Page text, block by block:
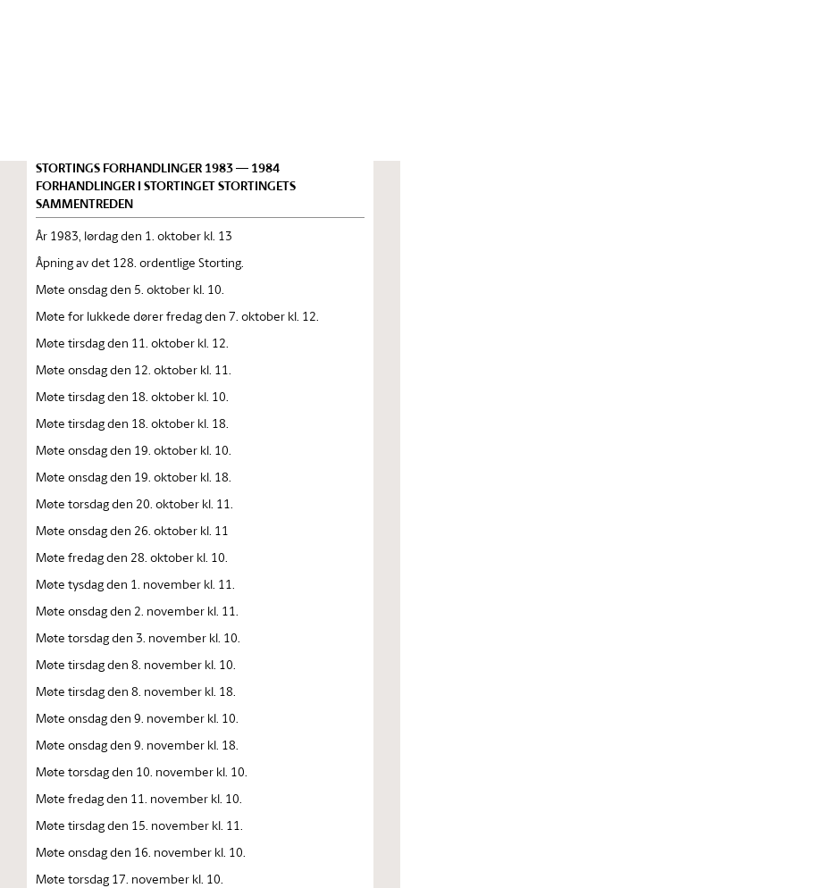
STORTINGS FORHANDLINGER 1983 — 1984
FORHANDLINGER I STORTINGET STORTINGETS
SAMMENTREDEN
År 1983, lørdag den 1. oktober kl. 13
Åpning av det 128. ordentlige Storting.
Møte onsdag den 5. oktober kl. 10.
Møte for lukkede dører fredag den 7. oktober kl. 12.
Møte tirsdag den 11. oktober kl. 12.
Møte onsdag den 12. oktober kl. 11.
Møte tirsdag den 18. oktober kl. 10.
Møte tirsdag den 18. oktober kl. 18.
Møte onsdag den 19. oktober kl. 10.
Møte onsdag den 19. oktober kl. 18.
Møte torsdag den 20. oktober kl. 11.
Møte onsdag den 26. oktober kl. 11
Møte fredag den 28. oktober kl. 10.
Møte tysdag den 1. november kl. 11.
Møte onsdag den 2. november kl. 11.
Møte torsdag den 3. november kl. 10.
Møte tirsdag den 8. november kl. 10.
Møte tirsdag den 8. november kl. 18.
Møte onsdag den 9. november kl. 10.
Møte onsdag den 9. november kl. 18.
Møte torsdag den 10. november kl. 10.
Møte fredag den 11. november kl. 10.
Møte tirsdag den 15. november kl. 11.
Møte onsdag den 16. november kl. 10.
Møte torsdag 17. november kl. 10.